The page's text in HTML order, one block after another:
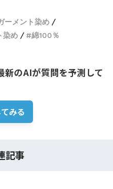
ーメント染め
染め 綿100％
新のAIが質問を予測して
みる
記事